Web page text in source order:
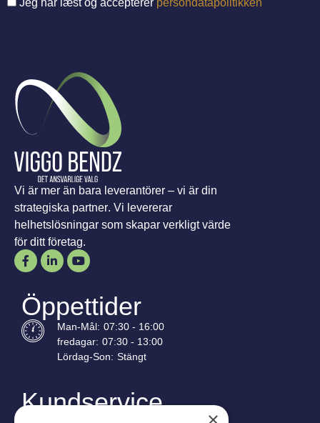
Jeg har læst og accepterer persondatapolitikken
Vi är mer än bara leverantörer – vi är din
strategiska partner. Vi levererar
helhetslösningar som skapar verkligt värde
för ditt företag.
Öppettider
Man-Mål: 07:30 - 16:00
fredagar: 07:30 - 13:00
Lördag-Son: Stängt
Kundservice